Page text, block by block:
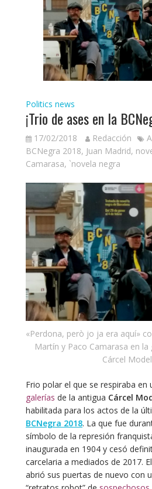
Politics news
¡Trio de ases en la
17/02/2018 Redacción
BCNegra 2018, Juan Madrid,
Camarasa, `novela negra
«Perdona, però jo ja era aquí»
Martín y Paco Camarasa en
Cárcel
Frio polar el que se respiraba en
galerías de la antigua Cárcel
habilitada para los actos de la
BCNegra 2018. La que fue
símbolo de la represión
inaugurada en 1904 y cesó
carcelaria a mediados de 2017.
abrió sus puertas de nuevo con